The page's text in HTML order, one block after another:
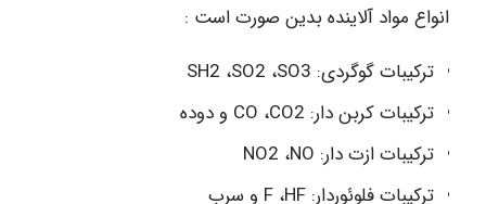
انواع مواد آلاینده بدین صورت است :
ترکیبات گوگردی: SH2 ،SO2 ،SO3
ترکیبات کربن دار: CO ،CO2 و دوده
ترکیبات ازت دار: NO2 ،NO
ترکیبات فلوئوردار: F ،HF و سرب